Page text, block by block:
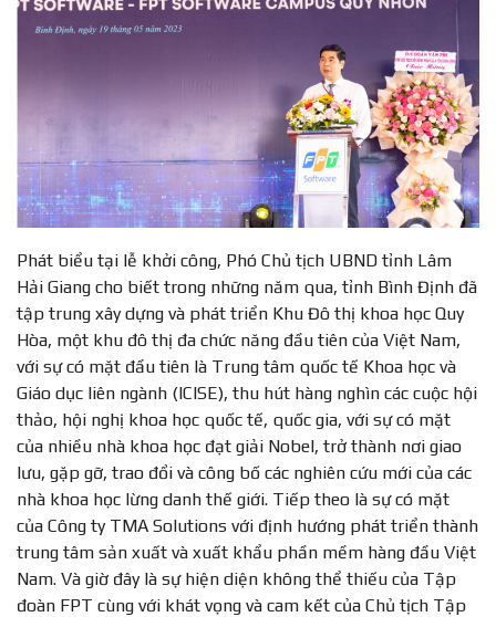
Phát biểu tại lễ khởi công, Phó Chủ tịch UBND tỉnh Lâm
Hải Giang cho biết trong những năm qua, tỉnh Bình Định đã
tập trung xây dựng và phát triển Khu Đô thị khoa học Quy
Hòa, một khu đô thị đa chức năng đầu tiên của Việt Nam,
với sự có mặt đầu tiên là Trung tâm quốc tế Khoa học và
Giáo dục liên ngành (ICISE), thu hút hàng nghìn các cuộc hội
thảo, hội nghị khoa học quốc tế, quốc gia, với sự có mặt
của nhiều nhà khoa học đạt giải Nobel, trở thành nơi giao
lưu, gặp gỡ, trao đổi và công bố các nghiên cứu mới của các
nhà khoa học lừng danh thế giới. Tiếp theo là sự có mặt
của Công ty TMA Solutions với định hướng phát triển thành
trung tâm sản xuất và xuất khẩu phần mềm hàng đầu Việt
Nam. Và giờ đây là sự hiện diện không thể thiếu của Tập
đoàn FPT cùng với khát vọng và cam kết của Chủ tịch Tập